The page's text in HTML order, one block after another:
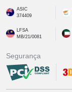
ASIC
374409
LFSA
MB/21/0081
Segurança